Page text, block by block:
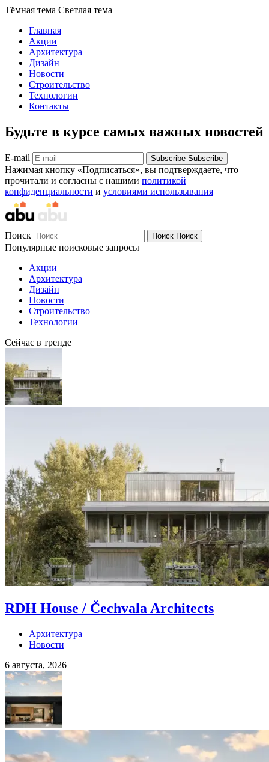
Тёмная тема Светлая тема
Главная
Акции
Архитектура
Дизайн
Новости
Строительство
Технологии
Контакты
Будьте в курсе самых важных новостей
E-mail Subscribe Subscribe
Нажимая кнопку «Подписаться», вы подтверждаете, что
прочитали и согласны с нашими политикой
конфиденциальности и условиями использывания
Поиск Поиск Поиск
Популярные поисковые запросы
Акции
Архитектура
Дизайн
Новости
Строительство
Технологии
Сейчас в тренде
RDH House / Čechvala Architects
Архитектура
Новости
6 августа, 2026